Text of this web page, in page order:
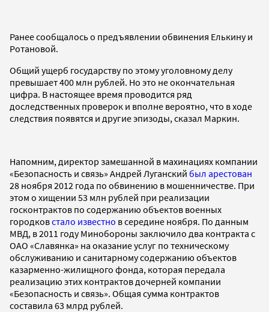
Ранее сообщалось о предъявлении обвинения Елькину и
Ротановой.
Общий ущерб государству по этому уголовному делу
превышает 400 млн рублей. Но это не окончательная
цифра. В настоящее время проводится ряд
доследственных проверок и вполне вероятно, что в ходе
следствия появятся и другие эпизоды, сказал Маркин.
Напомним, директор замешанной в махинациях компании
«Безопасность и связь» Андрей Луганский был арестован
28 ноября 2012 года по обвинению в мошенничестве. При
этом о хищении 53 млн рублей при реализации
госконтрактов по содержанию объектов военных
городковстало известно в середине ноября. По данным
МВД, в 2011 году Минобороны заключило два контракта с
ОАО «Славянка» на оказание услуг по техническому
обслуживанию и санитарному содержанию объектов
казарменно-жилищного фонда, которая передала
реализацию этих контрактов дочерней компании
«Безопасность и связь». Общая сумма контрактов
составила 63 млрд рублей.